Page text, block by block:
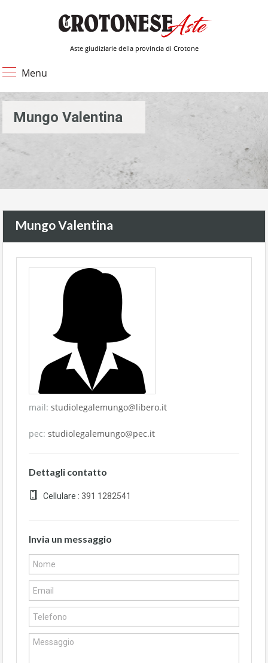
Aste giudiziarie della provincia di Crotone
Menu
Mungo Valentina
Mungo Valentina
mail: studiolegalemungo@libero.it
pec: studiolegalemungo@pec.it
Dettagli contatto
Cellulare : 391 1282541
Invia un messaggio